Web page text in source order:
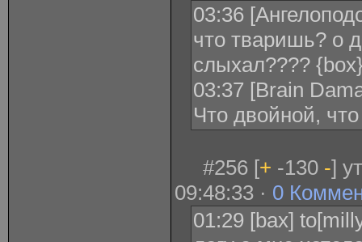
03:36
что тваришь? о
слыхал????
03:37 [Brain
Что двойной,
#256 [+ -130 -]
09:48:33 · 0
01:29 [bax]